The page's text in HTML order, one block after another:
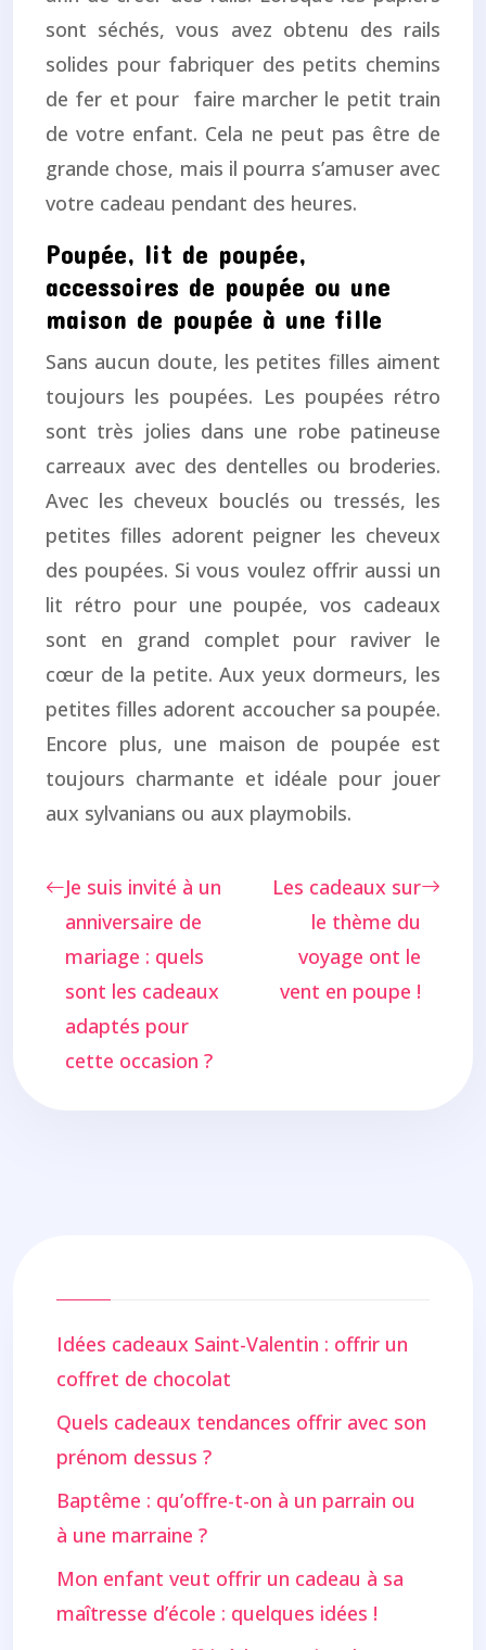
sont séchés, vous avez obtenu des rails
solides pour fabriquer des petits chemins
de fer et pour faire marcher le petit train
de votre enfant. Cela ne peut pas être de
grande chose, mais il pourra s’amuser avec
votre cadeau pendant des heures.
Poupée, lit de poupée,
accessoires de poupée ou une
maison de poupée à une fille
Sans aucun doute, les petites filles aiment
toujours les poupées. Les poupées rétro
sont très jolies dans une robe patineuse
carreaux avec des dentelles ou broderies.
Avec les cheveux bouclés ou tressés, les
petites filles adorent peigner les cheveux
des poupées. Si vous voulez offrir aussi un
lit rétro pour une poupée, vos cadeaux
sont en grand complet pour raviver le
cœur de la petite. Aux yeux dormeurs, les
petites filles adorent accoucher sa poupée.
Encore plus, une maison de poupée est
toujours charmante et idéale pour jouer
aux sylvanians ou aux playmobils.
Je suis invité à un
anniversaire de
mariage : quels
sont les cadeaux
adaptés pour
cette occasion ?
Les cadeaux sur
le thème du
voyage ont le
vent en poupe !
Idées cadeaux Saint-Valentin : offrir un
coffret de chocolat
Quels cadeaux tendances offrir avec son
prénom dessus ?
Baptême : qu’offre-t-on à un parrain ou
à une marraine ?
Mon enfant veut offrir un cadeau à sa
maîtresse d’école : quelques idées !